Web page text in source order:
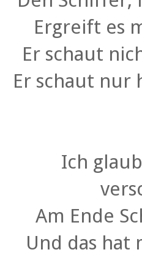
Ergreift es
Er schaut
Er schaut nur
Ich
Am Ende
Und das